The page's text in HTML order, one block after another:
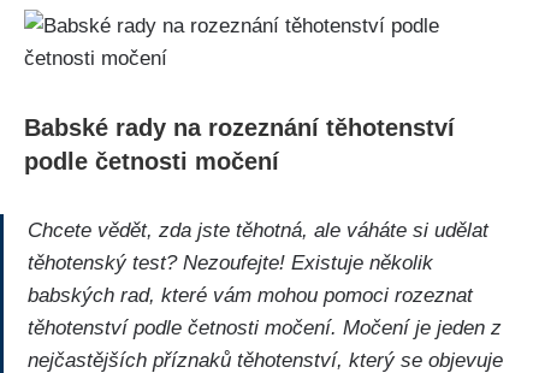
Babské rady ‍na‌ rozeznání ⁤těhotenství
podle četnosti močení
Chcete ​vědět, zda jste těhotná, ale ‌váháte si udělat
těhotenský test? Nezoufejte! Existuje několik
babských rad,‌ které vám mohou pomoci rozeznat
těhotenství podle četnosti močení. Močení je jeden z
nejčastějších příznaků těhotenství, který se objevuje